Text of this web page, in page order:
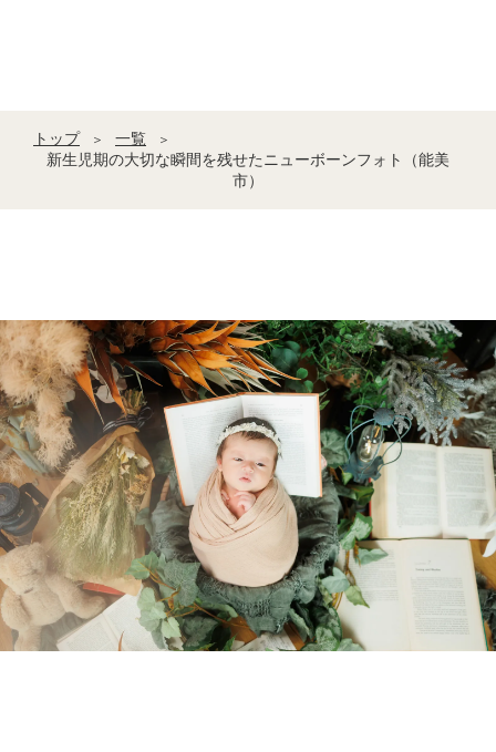
トップ ＞ 一覧 ＞
新生児期の大切な瞬間を残せたニューボーンフォト（能美
市）